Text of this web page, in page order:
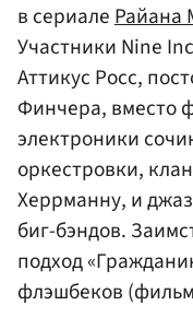
в сериалеРайана
Участники Nine
Аттикус Росс,
Финчера, вместо
электроники
оркестровки,
Херрманну, и
биг-бэндов.
подход
флэшбеков